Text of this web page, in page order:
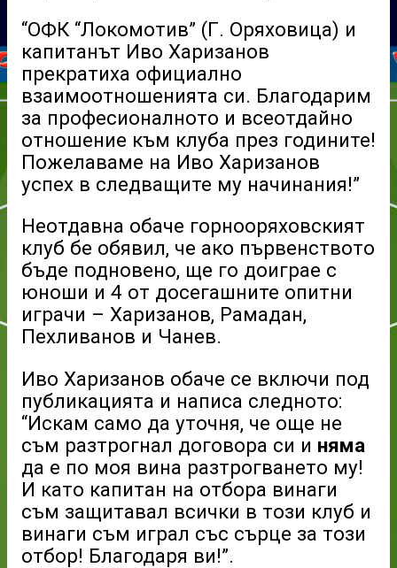
“ОФК “Локомотив” (Г. Оряховица) и
капитанът Иво Харизанов
прекратиха официално
взаимоотношенията си. Благодарим
за професионалното и всеотдайно
отношение към клуба през годините!
Пожелаваме на Иво Харизанов
успех в следващите му начинания!”
Неотдавна обаче горнооряховският
клуб бе обявил, че ако първенството
бъде подновено, ще го доиграе с
юноши и 4 от досегашните опитни
играчи – Харизанов, Рамадан,
Пехливанов и Чанев.
Иво Харизанов обаче се включи под
публикацията и написа следното:
“Искам само да уточня, че още не
съм разтрогнал договора си и няма
да е по моя вина разтрогването му!
И като капитан на отбора винаги
съм защитавал всички в този клуб и
винаги съм играл със сърце за този
отбор! Благодаря ви!”.